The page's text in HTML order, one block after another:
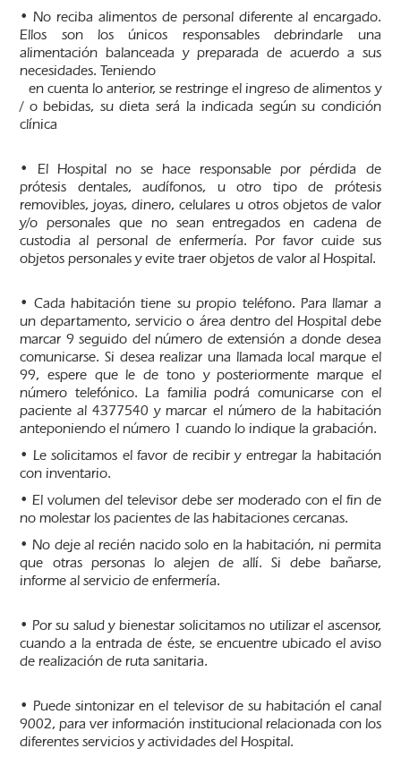
• No reciba alimentos de personal diferente al encargado.
Ellos son los únicos responsables debrindarle una
alimentación balanceada y preparada de acuerdo a sus
necesidades. Teniendo
en cuenta lo anterior, se restringe el ingreso de alimentos y
/ o bebidas, su dieta será la indicada según su condición
clínica
• El Hospital no se hace responsable por pérdida de
prótesis dentales, audífonos, u otro tipo de prótesis
removibles, joyas, dinero, celulares u otros objetos de valor
y/o personales que no sean entregados en cadena de
custodia al personal de enfermería. Por favor cuide sus
objetos personales y evite traer objetos de valor al Hospital.
• Cada habitación tiene su propio teléfono. Para llamar a
un departamento, servicio o área dentro del Hospital debe
marcar 9 seguido del número de extensión a donde desea
comunicarse. Si desea realizar una llamada local marque el
99, espere que le de tono y posteriormente marque el
número telefónico. La familia podrá comunicarse con el
paciente al 4377540 y marcar el número de la habitación
anteponiendo el número 1 cuando lo indique la grabación.
• Le solicitamos el favor de recibir y entregar la habitación
con inventario.
• El volumen del televisor debe ser moderado con el fin de
no molestar los pacientes de las habitaciones cercanas.
• No deje al recién nacido solo en la habitación, ni permita
que otras personas lo alejen de allí. Si debe bañarse,
informe al servicio de enfermería.
• Por su salud y bienestar solicitamos no utilizar el ascensor,
cuando a la entrada de éste, se encuentre ubicado el aviso
de realización de ruta sanitaria.
• Puede sintonizar en el televisor de su habitación el canal
9002, para ver información institucional relacionada con los
diferentes servicios y actividades del Hospital.